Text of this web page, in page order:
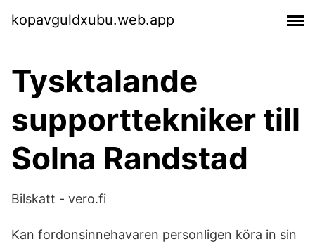
kopavguldxubu.web.app
Tysktalande
supporttekniker till
Solna Randstad
Bilskatt - vero.fi
Kan fordonsinnehavaren personligen köra in sin